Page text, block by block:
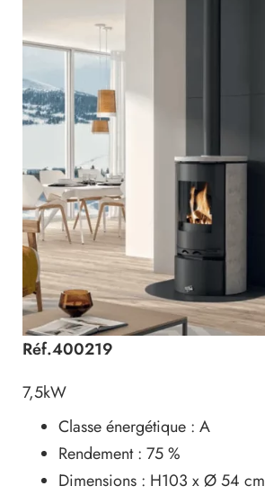
Réf.400219
7,5kW
Classe énergétique : A
Rendement : 75 %
Dimensions : H103 x Ø 54 cm